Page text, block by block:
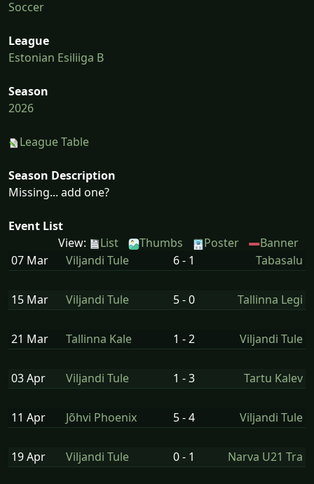
Soccer
League
Estonian Esiliiga B
Season
2026
League Table
Season Description
Missing... add one?
Event List
View:
List Thumbs Poster
Banner
07 Mar
Viljandi Tule 6 - 1 Tabasalu
15 Mar Viljandi Tule 5 - 0 Tallinna Legi
21 Mar Tallinna Kale 1 - 2 Viljandi Tule
03 Apr Viljandi Tule 1 - 3 Tartu Kalev
11 Apr Jõhvi Phoenix 5 - 4 Viljandi Tule
19 Apr Viljandi Tule 0 - 1 Narva U21 Tra